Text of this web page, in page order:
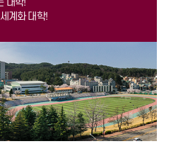
대학!
계화 대학!